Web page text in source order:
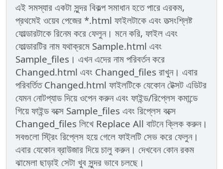
এই সমস্যার একটা সুন্দর বিকল্প সমাধান হতে পারে এরকম,
প্রথমেই ওয়েব পেজের *.html ফাইলটাকে এবং তত্সংশ্লিষ্ট
ফোল্ডারটাকে রিনেম করে ফেলুন। মনে করি, ফাইল এবং
ফোল্ডারটির নাম যথাক্রমে Sample.html এবং
Sample_files। এখন এদের নাম পরিবর্তন করে
Changed.html এবং Changed_files রাখুন। এবার
পরিবর্তিত Changed.html ফাইলটিকে যেকোন টেক্সট এডিটর
যেমন নোটপ্যাড দিয়ে ওপেন করুন এবং ফাইন্ড/রিপ্লেস কমান্ডে
গিয়ে ফাইন্ড বক্সে Sample_files এবং রিপ্লেস বক্সে
Changed_files লিখে Replace All বাটনে ক্লিক করুন।
সবগুলো স্ট্রিং রিপ্লেস হয়ে গেলে ফাইলটি সেভ করে ফেলুন।
এবার যেকোন ব্রাউজার দিয়ে চালু করুন। দেখবেন কোন রকম
ঝামেলা ছাড়াই সেটা খুব সুন্দর ভাবে চলছে।